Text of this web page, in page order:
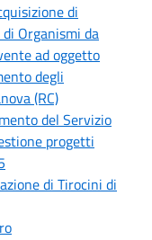
di
Organismi da
ad oggetto
degli
(RC)
del Servizio
progetti
di Tirocini di